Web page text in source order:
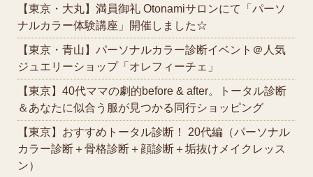
【東京・大丸】満員御礼 Otonamiサロンにて「パーソ
ナルカラー体験講座」開催しました☆
【東京・青山】パーソナルカラー診断イベント＠人気
ジュエリーショップ「オレフィーチェ」
【東京】40代ママの劇的before & after。トータル診断
＆あなたに似合う服が見つかる同行ショッピング
【東京】おすすめトータル診断！ 20代編（パーソナル
カラー診断＋骨格診断＋顔診断＋垢抜けメイクレッス
ン）